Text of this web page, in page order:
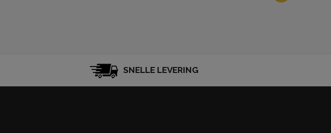
SNELLE LEVERING